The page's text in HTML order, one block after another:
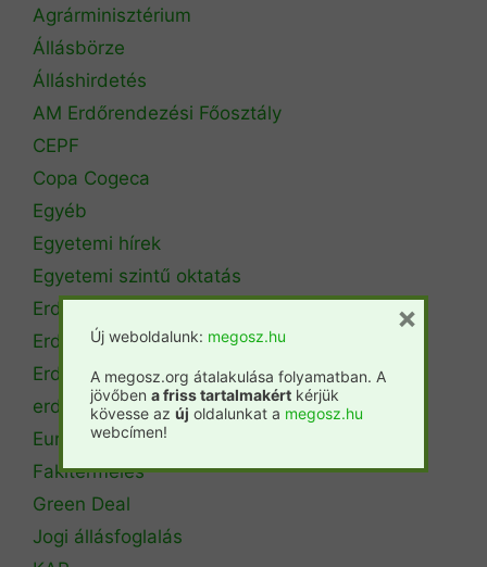
Agrárminisztérium
Állásbörze
Álláshirdetés
AM Erdőrendezési Főosztály
CEPF
Copa Cogeca
Egyéb
Egyetemi hírek
Egyetemi szintű oktatás
Erdészeti szakszemélyzet
Erdőtérkép
Erdőtörvény
erdőtűz
Európai Unió
Fakitermelés
Green Deal
Jogi állásfoglalás
Új weboldalunk: megosz.hu
A megosz.org átalakulása folyamatban. A
jövőben a friss tartalmakért kérjük
kövesse az új oldalunkat a megosz.hu
webcímen!
×